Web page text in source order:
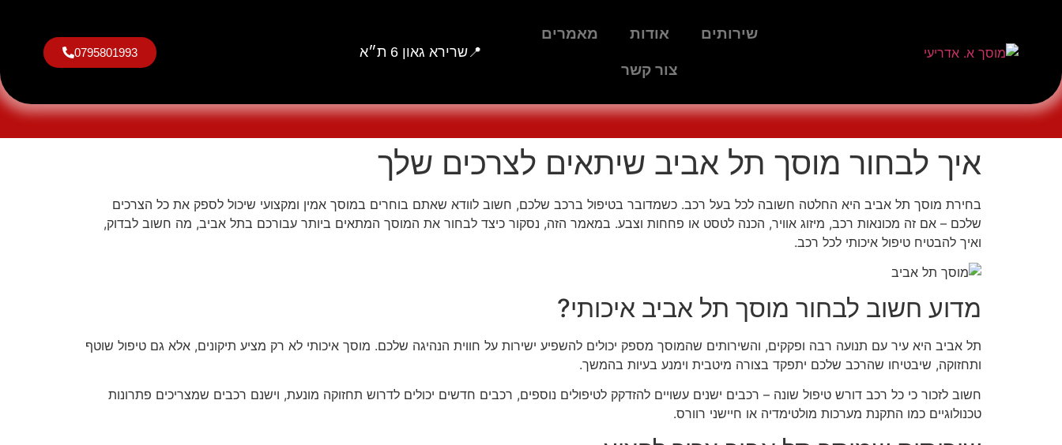
שירותים אודות מאמרים
צור קשר
📍שרירא גאון 6 ת״א 0795801993
טיפול לפני טסט
איך לבחור מוסך תל אביב שיתאים לצרכים שלך
בחירת מוסך תל אביב היא החלטה חשובה לכל בעל רכב. כשמדובר בטיפול ברכב שלכם, חשוב לוודא שאתם בוחרים במוסך אמין ומקצועי שיכול לספק את כל הצרכים
שלכם – אם זה מכונאות רכב, מיזוג אוויר, הכנה לטסט או פחחות וצבע. במאמר הזה, נסקור כיצד לבחור את המוסך המתאים ביותר עבורכם בתל אביב, מה חשוב לבדוק,
ואיך להבטיח טיפול איכותי לכל רכב.
מדוע חשוב לבחור מוסך תל אביב איכותי?
תל אביב היא עיר עם תנועה רבה ופקקים, והשירותים שהמוסך מספק יכולים להשפיע ישירות על חווית הנהיגה שלכם. מוסך איכותי לא רק מציע תיקונים, אלא גם טיפול שוטף
ותחזוקה, שיבטיחו שהרכב שלכם יתפקד בצורה מיטבית וימנע בעיות בהמשך.
חשוב לזכור כי כל רכב דורש טיפול שונה – רכבים ישנים עשויים להזדקק לטיפולים נוספים, רכבים חדשים יכולים לדרוש תחזוקה מונעת, וישנם רכבים שמצריכים פתרונות
טכנולוגיים כמו התקנת מערכות מולטימדיה או חיישני רוורס.